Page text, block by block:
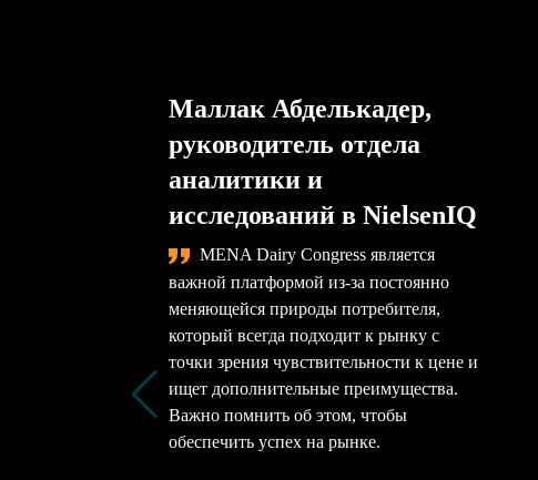
Маллак Абделькадер,
руководитель отдела
аналитики и
исследований в NielsenIQ
MENA Dairy Congress является
важной платформой из-за постоянно
меняющейся природы потребителя,
который всегда подходит к рынку с
точки зрения чувствительности к цене и
ищет дополнительные преимущества.
Важно помнить об этом, чтобы
обеспечить успех на рынке.